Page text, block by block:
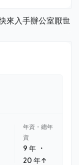
年資・總年
資
9 年 ・
20 年↑